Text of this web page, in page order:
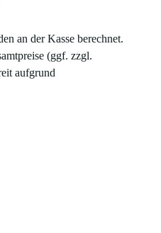
an der Kasse berechnet.
(ggf. zzgl.
aufgrund